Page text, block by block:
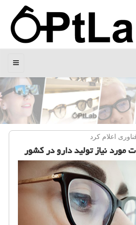
منو
اعلام كرد
مورد نیاز تولید دارو در كشور